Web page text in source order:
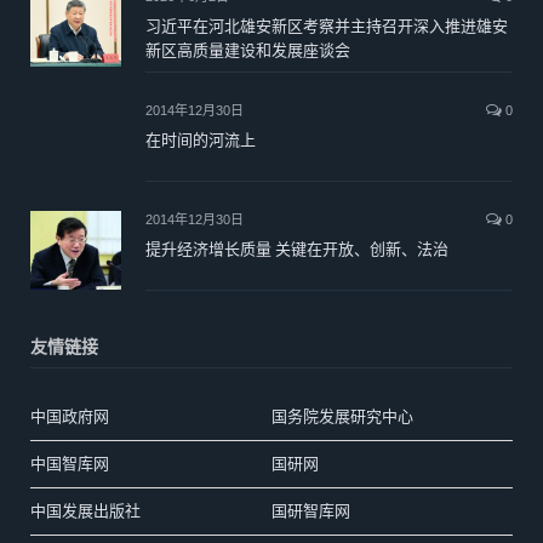
习近平在河北雄安新区考察并主持召开深入推进雄安
新区高质量建设和发展座谈会
2014年12月30日 0
在时间的河流上
2014年12月30日 0
提升经济增长质量 关键在开放、创新、法治
友情链接
中国政府网 国务院发展研究中心
中国智库网 国研网
中国发展出版社 国研智库网